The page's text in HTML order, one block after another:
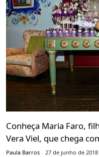
Conheça Maria Faro,
Vera Viel, que chega
Paula Barros 27 de junho de 2018